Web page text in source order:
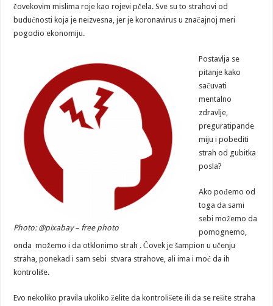
čovekovim mislima roje kao rojevi pčela. Sve su to strahovi od
budućnosti koja je neizvesna, jer je koronavirus u značajnoj meri
pogodio ekonomiju.
Photo: @pixabay – free photo
Postavlja se
pitanje kako
sačuvati
mentalno
zdravlje,
preguratipande
miju i pobediti
strah od gubitka
posla?
Ako pođemo od
toga da sami
sebi možemo da
pomognemo,
onda možemo i da otklonimo strah . Čovek je šampion u učenju
straha, ponekad i sam sebi stvara strahove, ali ima i moć da ih
kontroliše.
Evo nekoliko pravila ukoliko želite da kontrolišete ili da se rešite straha